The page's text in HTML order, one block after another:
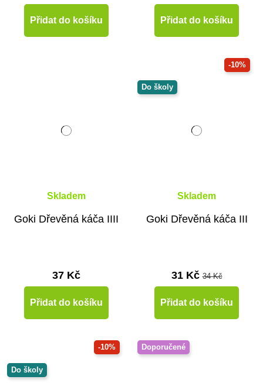
Přidat do košíku Přidat do košíku
Skladem
Goki Dřevěná káča IIII
37 Kč
Přidat do košíku
-10%
Do školy
Skladem
Goki Dřevěná káča III
31 Kč34 Kč
Přidat do košíku
-10%
Do školy
Doporučené